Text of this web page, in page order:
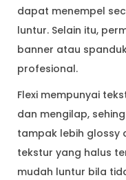
dapat menempel
luntur. Selain itu,
banner atau
profesional.
Flexi mempunyai
dan mengilap,
tampak lebih glossy
tekstur yang halus
mudah luntur bila